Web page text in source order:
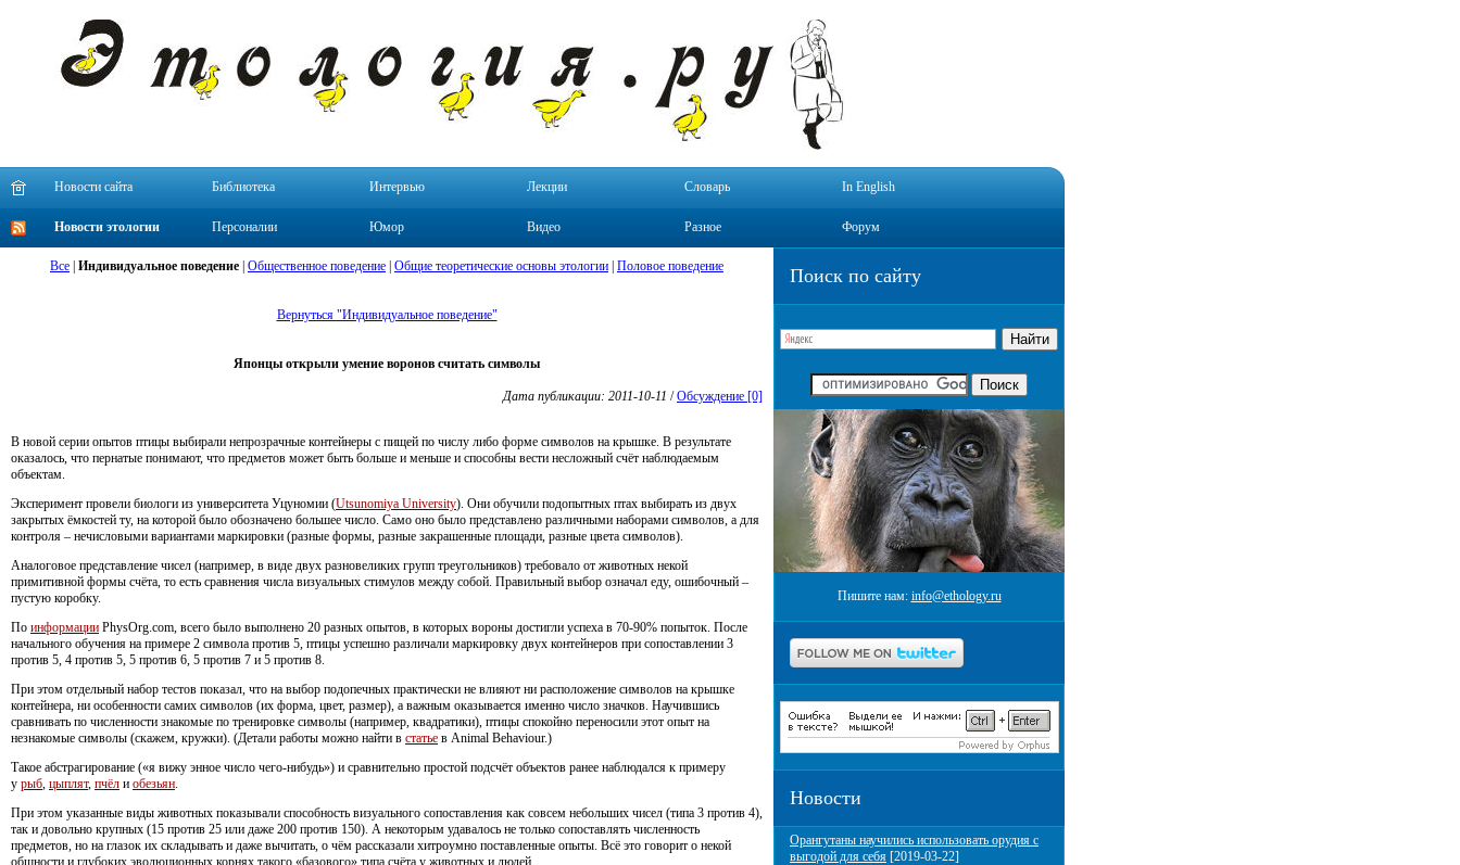
Новости сайта Библиотека Интервью Лекции Словарь In English
Новости этологии Персоналии Юмор Видео Разное Форум
Поиск по сайту
Пишите нам: info@ethology.ru
Новости
Орангутаны научились использовать орудия с
выгодой для себя [2019-03-22]
Все Индивидуальное поведение Общественное поведение Общие теоретические основы этологии Половое поведение
Вернуться "Индивидуальное поведение"
Японцы открыли умение воронов считать символы
Дата публикации: 2011-10-11 /Обсуждение [0]
В новой серии опытов птицы выбирали непрозрачные контейнеры с пищей по числу либо форме символов на крышке. В результате
оказалось, что пернатые понимают, что предметов может быть больше и меньше и способны вести несложный счёт наблюдаемым
объектам.
Эксперимент провели биологи из университета Уцуномии (Utsunomiya University). Они обучили подопытных птах выбирать из двух
закрытых ёмкостей ту, на которой было обозначено большее число. Само оно было представлено различными наборами символов, а для
контроля – нечисловыми вариантами маркировки (разные формы, разные закрашенные площади, разные цвета символов).
Аналоговое представление чисел (например, в виде двух разновеликих групп треугольников) требовало от животных некой
примитивной формы счёта, то есть сравнения числа визуальных стимулов между собой. Правильный выбор означал еду, ошибочный –
пустую коробку.
По информации PhysOrg.com, всего было выполнено 20 разных опытов, в которых вороны достигли успеха в 70-90% попыток. После
начального обучения на примере 2 символа против 5, птицы успешно различали маркировку двух контейнеров при сопоставлении 3
против 5, 4 против 5, 5 против 6, 5 против 7 и 5 против 8.
При этом отдельный набор тестов показал, что на выбор подопечных практически не влияют ни расположение символов на крышке
контейнера, ни особенности самих символов (их форма, цвет, размер), а важным оказывается именно число значков. Научившись
сравнивать по численности знакомые по тренировке символы (например, квадратики), птицы спокойно переносили этот опыт на
незнакомые символы (скажем, кружки). (Детали работы можно найти в статье в Animal Behaviour.)
Такое абстрагирование («я вижу энное число чего-нибудь») и сравнительно простой подсчёт объектов ранее наблюдался к примеру
у рыб, цыплят, пчёл и обезьян.
При этом указанные виды животных показывали способность визуального сопоставления как совсем небольших чисел (типа 3 против 4),
так и довольно крупных (15 против 25 или даже 200 против 150). А некоторым удавалось не только сопоставлять численность
предметов, но на глазок их складывать и даже вычитать, о чём рассказали хитроумно поставленные опыты. Всё это говорит о некой
общности и глубоких эволюционных корнях такого «базового» типа счёта у животных и людей.